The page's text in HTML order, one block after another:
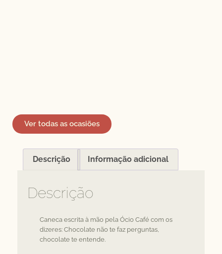
Ver todas as ocasiões
Descrição Informação adicional
Descrição
Caneca escrita à mão pela Ócio Café com os
dizeres: Chocolate não te faz perguntas,
chocolate te entende.